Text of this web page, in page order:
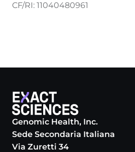
CF/RI: 11040480961
Genomic Health, Inc.
Sede Secondaria Italiana
Via Zuretti 34